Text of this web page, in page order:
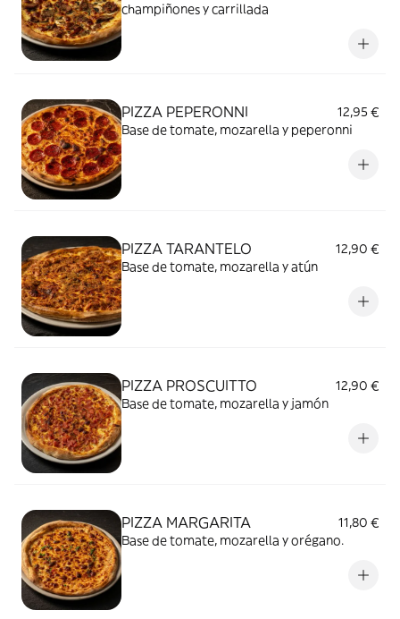
champiñones y carrillada
PIZZA PEPERONNI
12,95 €
Base de tomate, mozarella y peperonni
PIZZA TARANTELO
12,90 €
Base de tomate, mozarella y atún
PIZZA PROSCUITTO
12,90 €
Base de tomate, mozarella y jamón
PIZZA MARGARITA
11,80 €
Base de tomate, mozarella y orégano.